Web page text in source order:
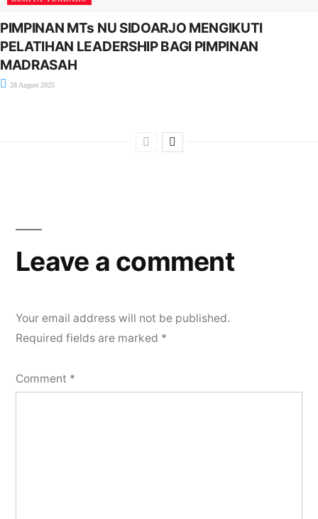
PIMPINAN MTs NU SIDOARJO MENGIKUTI
PELATIHAN LEADERSHIP BAGI PIMPINAN
MADRASAH
28 August 2025
Leave a comment
Your email address will not be published.
Required fields are marked *
Comment *